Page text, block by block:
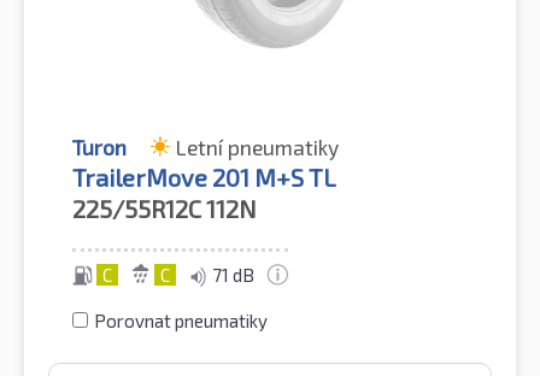
Turon Letní pneumatiky
TrailerMove 201 M+S TL
225/55R12C112N
C C 71 dB
Porovnat pneumatiky